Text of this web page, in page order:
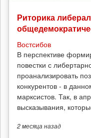
Риторика
Востсибов
В перспективе
повестки с
проанализировать
конкурентов - в
марксистов. Так, в
высказывания,
2 месяцаназад